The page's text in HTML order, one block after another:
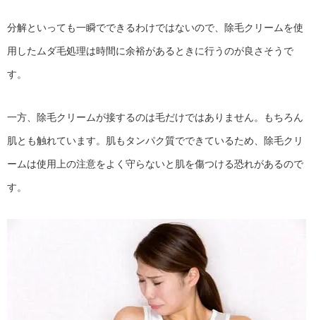
分解といっても一瞬でできるわけではないので、除毛クリームを使
用したムダ毛処理は時間に余裕があるときに行うのが良さそうで
す。
一方、除毛クリームが接するのは毛だけではありません。もちろん
肌とも触れています。肌もタンパク質でできているため、除毛クリ
ームは使用上の注意をよく守らないと肌を傷つける恐れがあるので
す。